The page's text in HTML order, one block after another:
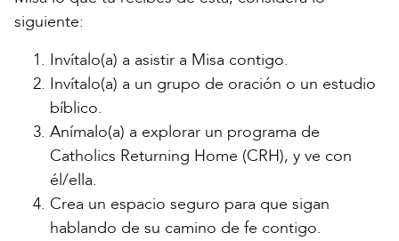
siguiente:
Invítalo(a) a asistir a Misa contigo.
Invítalo(a) a un grupo de oración o un estudio
bíblico.
Anímalo(a) a explorar un programa de
Catholics Returning Home (CRH), y ve con
él/ella.
Crea un espacio seguro para que sigan
hablando de su camino de fe contigo.